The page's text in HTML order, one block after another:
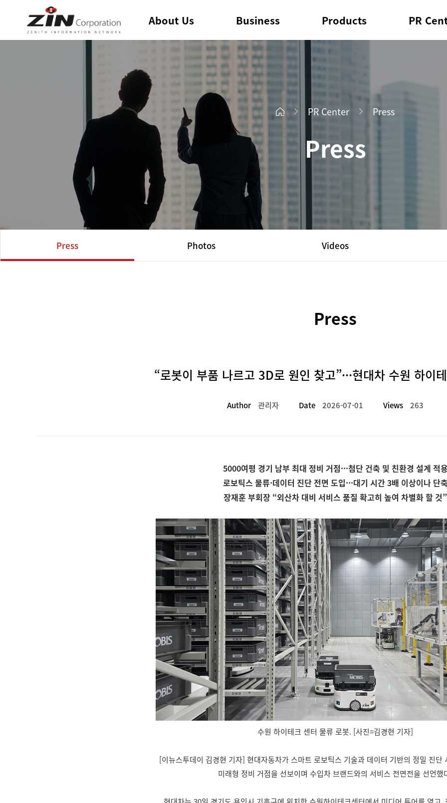
About Us Business Products PR
PR Center Press
Press
Press Photos Videos
Press
“로봇이 부품 나르고 3D로 원인 찾고”···현대차 수원 하이
Author 관리자 Date 2026-07-01 Views 263
5000여평 경기 남부 최대 정비 거점···첨단 건축 및 친환경 설계 적
로보틱스 물류·데이터 진단 전면 도입···대기 시간 3배 이상이나 단
장재훈 부회장 “외산차 대비 서비스 품질 확고히 높여 차별화 할 것”
수원 하이테크 센터 물류 로봇. [사진=김경현 기자]
[이뉴스투데이 김경현 기자] 현대자동차가 스마트 로보틱스 기술과 데이터 기반의 정밀 진단
미래형 정비 거점을 선보이며 수입차 브랜드와의 서비스 전면전을 선언했